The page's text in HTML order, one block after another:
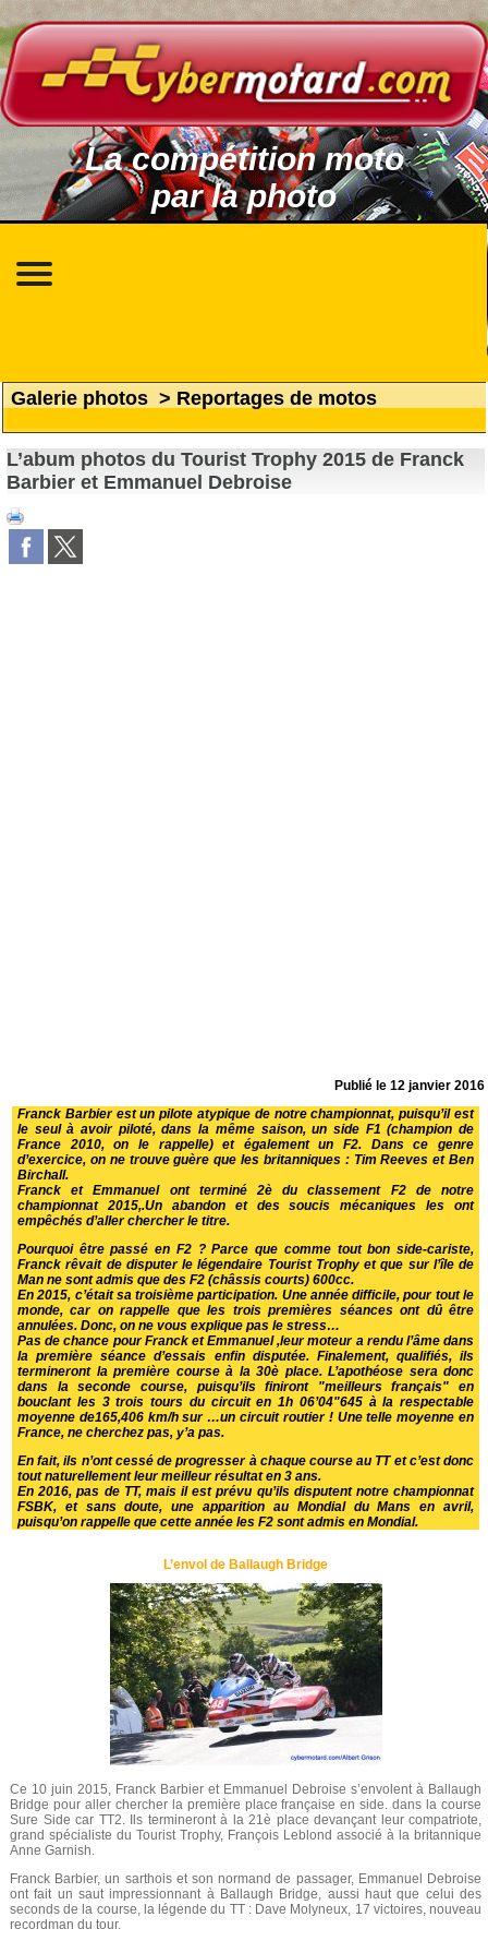
La compétition moto
par la photo
Galerie photos > Reportages de motos
L’abum photos du Tourist Trophy 2015 de Franck
Barbier et Emmanuel Debroise
Publié le12 janvier 2016
Franck Barbier est un pilote atypique de notre championnat, puisqu’il est
le seul à avoir piloté, dans la même saison, un side F1 (champion de
France 2010, on le rappelle) et également un F2. Dans ce genre
d’exercice, on ne trouve guère que les britanniques : Tim Reeves et Ben
Birchall.
Franck et Emmanuel ont terminé 2è du classement F2 de notre
championnat 2015,.Un abandon et des soucis mécaniques les ont
empêchés d’aller chercher le titre.
Pourquoi être passé en F2 ? Parce que comme tout bon side-cariste,
Franck rêvait de disputer le légendaire Tourist Trophy et que sur l’île de
Man ne sont admis que des F2 (châssis courts) 600cc.
En 2015, c’était sa troisième participation. Une année difficile, pour tout le
monde, car on rappelle que les trois premières séances ont dû être
annulées. Donc, on ne vous explique pas le stress…
Pas de chance pour Franck et Emmanuel ,leur moteur a rendu l’âme dans
la première séance d’essais enfin disputée. Finalement, qualifiés, ils
termineront la première course à la 30è place. L’apothéose sera donc
dans la seconde course, puisqu’ils finiront "meilleurs français" en
bouclant les 3 trois tours du circuit en 1h 06’04"645 à la respectable
moyenne de165,406 km/h sur …un circuit routier ! Une telle moyenne en
France, ne cherchez pas, y’a pas.
En fait, ils n’ont cessé de progresser à chaque course au TT et c’est donc
tout naturellement leur meilleur résultat en 3 ans.
En 2016, pas de TT, mais il est prévu qu’ils disputent notre championnat
FSBK, et sans doute, une apparition au Mondial du Mans en avril,
puisqu’on rappelle que cette année les F2 sont admis en Mondial.
L’envol de Ballaugh Bridge
Ce 10 juin 2015, Franck Barbier et Emmanuel Debroise s’envolent à Ballaugh
Bridge pour aller chercher la première place française en side. dans la course
Sure Side car TT2. Ils termineront à la 21è place devançant leur compatriote,
grand spécialiste du Tourist Trophy, François Leblond associé à la britannique
Anne Garnish.
Franck Barbier, un sarthois et son normand de passager, Emmanuel Debroise
ont fait un saut impressionnant à Ballaugh Bridge, aussi haut que celui des
seconds de la course, la légende du TT : Dave Molyneux, 17 victoires, nouveau
recordman du tour.